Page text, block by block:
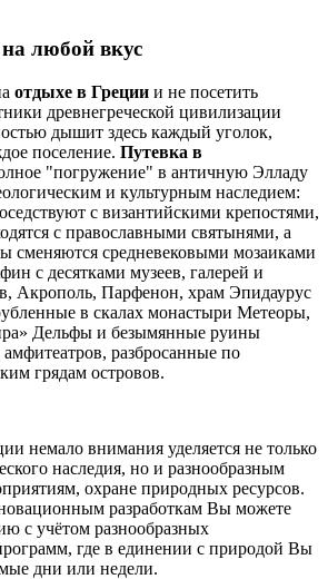
любой вкус
отдыхе в Греции и не посетить
древнегреческой цивилизации
дышит здесь каждый уголок,
поселение. Путевка в
"погружение" в античную Элладу
и культурным наследием:
с византийскими крепостями,
с православными святынями, а
сменяются средневековыми мозаиками
с десятками музеев, галерей и
Акрополь, Парфенон, храм Эпидаурус
в скалах монастыри Метеоры,
Дельфы и безымянные руины
разбросанные по
грядам островов.
немало внимания уделяется не только
наследия, но и разнообразным
охране природных ресурсов.
разработкам Вы можете
с учётом разнообразных
где в единении с природой Вы
дни или недели.